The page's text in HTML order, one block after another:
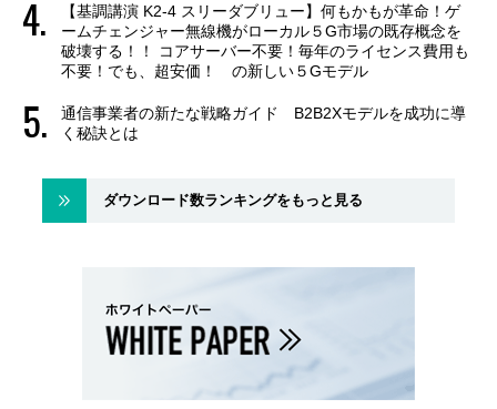
【基調講演 K2-4 スリーダブリュー】何もかもが革命！ゲ
ームチェンジャー無線機がローカル５G市場の既存概念を
破壊する！！ コアサーバー不要！毎年のライセンス費用も
不要！でも、超安価！ の新しい５Gモデル
通信事業者の新たな戦略ガイド B2B2Xモデルを成功に導
く秘訣とは
ダウンロード数ランキングをもっと見る